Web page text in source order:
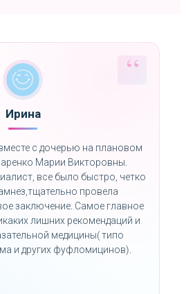
Ирина
с дочерью на плановом
Марии Викторовны.
все было быстро, четко
провела
заключение. Самое главное
лишних рекомендаций и
медицины( типо
и других фуфломицинов).